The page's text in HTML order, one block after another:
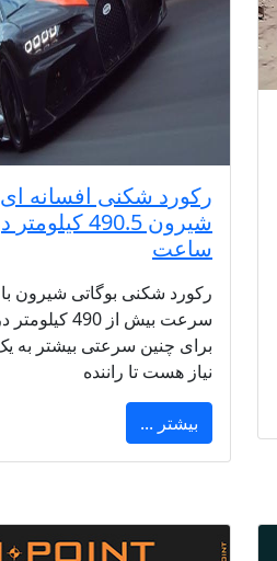
رکورد شکنی افسانه ای
شیرون 490.5 کیلومتر
ساعت
رکورد شکنی بوگاتی شیرون با
سرعت بیش از 490
برای چنین سرعتی بیشتر به
نیاز هست تا راننده
بیشتر ...